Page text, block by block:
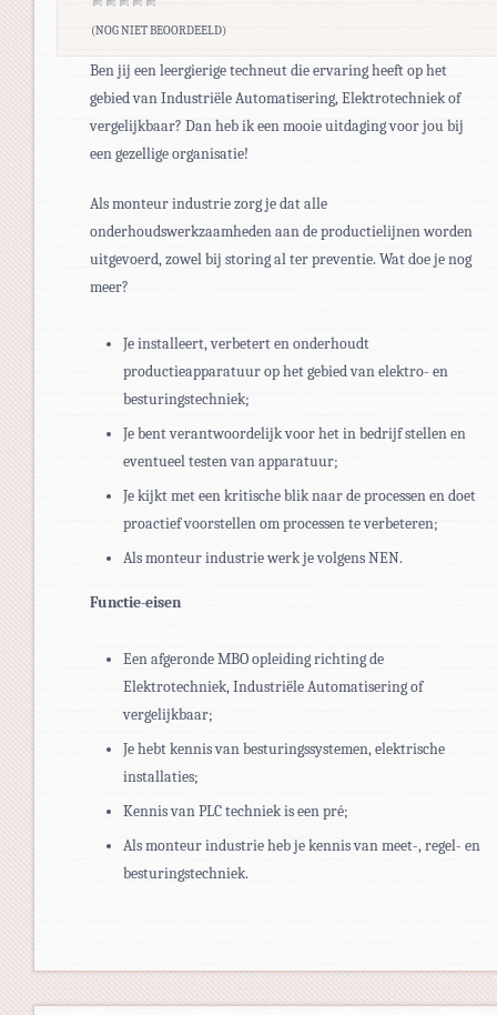
(NOG NIET BEOORDEELD)
Ben jij een leergierige techneut die ervaring heeft op het
gebied van Industriële Automatisering, Elektrotechniek of
vergelijkbaar? Dan heb ik een mooie uitdaging voor jou bij
een gezellige organisatie!
Als monteur industrie zorg je dat alle
onderhoudswerkzaamheden aan de productielijnen worden
uitgevoerd, zowel bij storing al ter preventie. Wat doe je nog
meer?
Je installeert, verbetert en onderhoudt
productieapparatuur op het gebied van elektro- en
besturingstechniek;
Je bent verantwoordelijk voor het in bedrijf stellen en
eventueel testen van apparatuur;
Je kijkt met een kritische blik naar de processen en doet
proactief voorstellen om processen te verbeteren;
Als monteur industrie werk je volgens NEN.
Functie-eisen
Een afgeronde MBO opleiding richting de
Elektrotechniek, Industriële Automatisering of
vergelijkbaar;
Je hebt kennis van besturingssystemen, elektrische
installaties;
Kennis van PLC techniek is een pré;
Als monteur industrie heb je kennis van meet-, regel- en
besturingstechniek.